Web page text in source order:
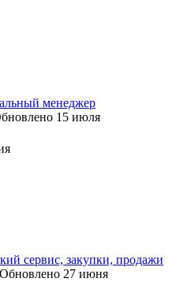
менеджер
15 июля
сервис, закупки, продажи
Обновлено 27 июня